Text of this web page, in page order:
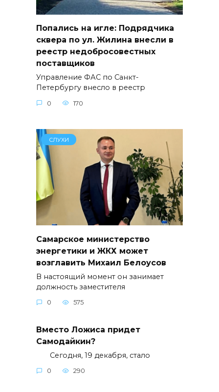
Попались на игле: Подрядчика
сквера по ул. Жилина внесли в
реестр недобросовестных
поставщиков
Управление ФАС по Санкт-
Петербургу внесло в реестр
0 170
СЛУХИ
Самарское министерство
энергетики и ЖКХ может
возглавить Михаил Белоусов
В настоящий момент он занимает
должность заместителя
0 575
Вместо Ложиса придет
Самодайкин?
Сегодня, 19 декабря, стало
0 290